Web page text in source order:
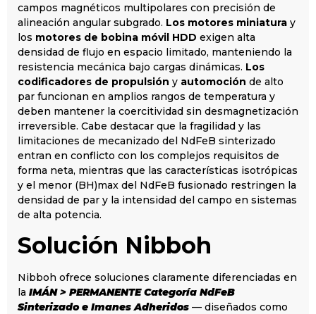
campos magnéticos multipolares con precisión de
alineación angular subgrado. Los motores miniatura y
los motores de bobina móvil HDD exigen alta
densidad de flujo en espacio limitado, manteniendo la
resistencia mecánica bajo cargas dinámicas. Los
codificadores de propulsión y automoción de alto
par funcionan en amplios rangos de temperatura y
deben mantener la coercitividad sin desmagnetización
irreversible. Cabe destacar que la fragilidad y las
limitaciones de mecanizado del NdFeB sinterizado
entran en conflicto con los complejos requisitos de
forma neta, mientras que las características isotrópicas
y el menor (BH)max del NdFeB fusionado restringen la
densidad de par y la intensidad del campo en sistemas
de alta potencia.
Solución Nibboh
Nibboh ofrece soluciones claramente diferenciadas en
la IMÁN > PERMANENTE Categoría NdFeB
Sinterizado e Imanes Adheridos — diseñados como